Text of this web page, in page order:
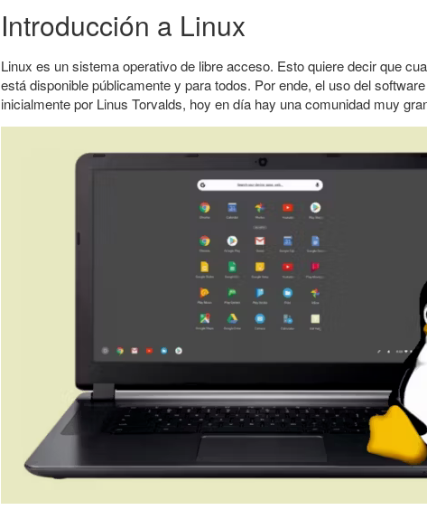
Introducción a Linux
Linux es un sistema operativo de libre acceso. Esto quiere decir que
está disponible públicamente y para todos. Por ende, el uso del
inicialmente por Linus Torvalds, hoy en día hay una comunidad muy